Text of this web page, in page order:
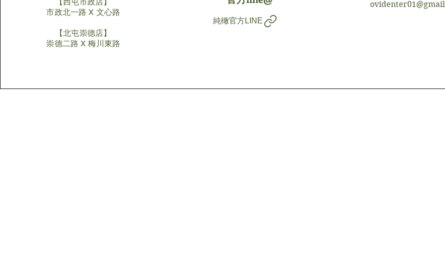
市政北一路 X 文心路
【北屯崇德店】
​崇德二路 X 梅川東路
純橄官方LINE